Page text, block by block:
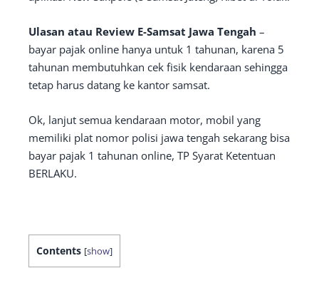
Ulasan atau Review E-Samsat Jawa Tengah –
bayar pajak online hanya untuk 1 tahunan, karena 5
tahunan membutuhkan cek fisik kendaraan sehingga
tetap harus datang ke kantor samsat.
Ok, lanjut semua kendaraan motor, mobil yang
memiliki plat nomor polisi jawa tengah sekarang bisa
bayar pajak 1 tahunan online, TP Syarat Ketentuan
BERLAKU.
Contents [show]